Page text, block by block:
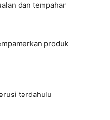
dan tempahan
produk
terdahulu